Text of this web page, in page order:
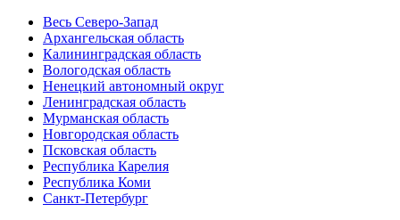
Весь Северо-Запад
Архангельская область
Калининградская область
Вологодская область
Ненецкий автономный округ
Ленинградская область
Мурманская область
Новгородская область
Псковская область
Республика Карелия
Республика Коми
Санкт-Петербург